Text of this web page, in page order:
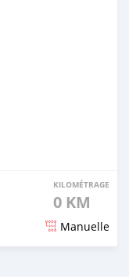
KILOMÉTRAGE
0 KM
Manuelle